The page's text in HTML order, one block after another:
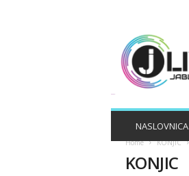
NASLOVNICA
Home KONJIC
KONJIC